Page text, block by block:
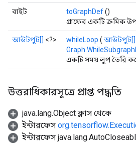
বাইট toGraphDef()
গ্রাফের একটি ক্রমিক
আউটপুট[] <?> whileLoop ( আউটপুট[]
একটি সময় লুপ তৈরি
উত্তরাধিকারসূত্রে প্রাপ্ত পদ্ধতি
java.lang.Object ক্লাস থেকে
ইন্টারফেস
ইন্টারফেস